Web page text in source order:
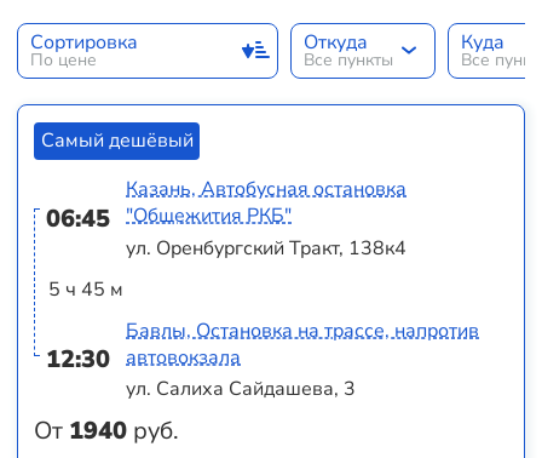
Сортировка
По цене
Откуда
Все пункты
Куда
Все
Самый дешёвый
06:45
5 ч 45 м
12:30
От 1940 руб.
Казань, Автобусная остановка
"Общежития РКБ"
ул. Оренбургский Тракт, 138к4
Бавлы, Остановка на трассе, напротив
автовокзала
ул. Салиха Сайдашева, 3